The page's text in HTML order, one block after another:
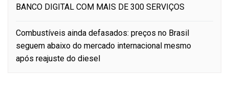
BANCO DIGITAL COM MAIS DE 300 SERVIÇOS
Combustíveis ainda defasados: preços no Brasil
seguem abaixo do mercado internacional mesmo
após reajuste do diesel